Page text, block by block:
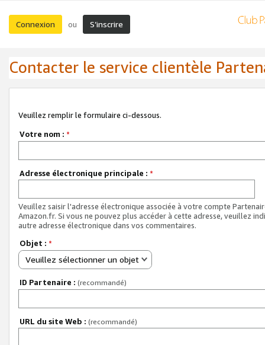
Connexion ou S’inscrire
Contacter le service clientèle
Veuillez remplir le formulaire ci-dessous.
Votre nom : *
Adresse électronique principale : *
Veuillez saisir l'adresse électronique associée à votre compte
Amazon.fr. Si vous ne pouvez plus accéder à cette adresse, veuillez
autre adresse électronique dans vos commentaires.
Objet : *
Veuillez sélectionner un objet
ID Partenaire : (recommandé)
URL du site Web : (recommandé)